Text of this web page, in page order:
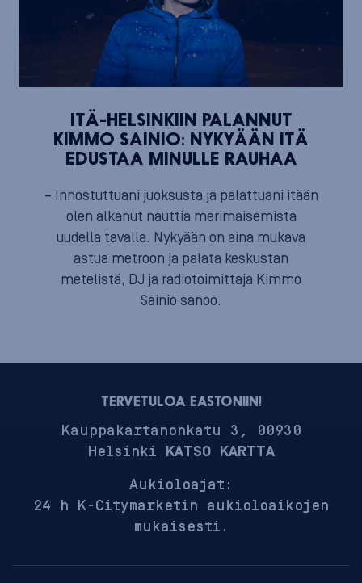
ITÄ-HELSINKIIN PALANNUT
KIMMO SAINIO: NYKYÄÄN ITÄ
EDUSTAA MINULLE RAUHAA
– Innostuttuani juoksusta ja palattuani itään
olen alkanut nauttia merimaisemista
uudella tavalla. Nykyään on aina mukava
astua metroon ja palata keskustan
metelistä, DJ ja radiotoimittaja Kimmo
Sainio sanoo.
TERVETULOA EASTONIIN!
Kauppakartanonkatu 3, 00930
Helsinki KATSO KARTTA
Aukioloajat:
24 h K-Citymarketin aukioloaikojen
mukaisesti.